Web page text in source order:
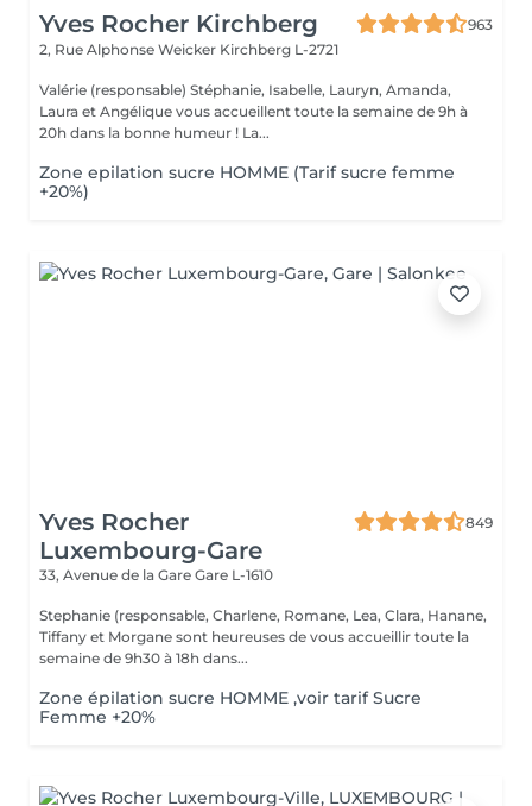
Yves Rocher Kirchberg
963
2, Rue Alphonse Weicker Kirchberg L-2721
Valérie (responsable) Stéphanie, Isabelle, Lauryn, Amanda,
Laura et Angélique vous accueillent toute la semaine de 9h à
20h dans la bonne humeur ! La...
Zone epilation sucre HOMME (Tarif sucre femme
+20%)
Yves Rocher
Luxembourg-Gare
849
33, Avenue de la Gare Gare L-1610
Stephanie (responsable, Charlene, Romane, Lea, Clara, Hanane,
Tiffany et Morgane sont heureuses de vous accueillir toute la
semaine de 9h30 à 18h dans...
Zone épilation sucre HOMME ,voir tarif Sucre
Femme +20%